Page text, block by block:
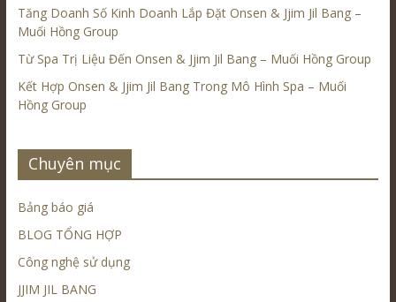
Tăng Doanh Số Kinh Doanh Lắp Đặt Onsen & Jjim Jil Bang –
Muối Hồng Group
Từ Spa Trị Liệu Đến Onsen & Jjim Jil Bang – Muối Hồng Group
Kết Hợp Onsen & Jjim Jil Bang Trong Mô Hình Spa – Muối
Hồng Group
Chuyên mục
Bảng báo giá
BLOG TỔNG HỢP
Công nghệ sử dụng
JJIM JIL BANG